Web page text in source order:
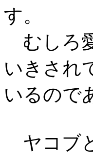
す。
むしろ
いきされ
いるので
ヤコブ